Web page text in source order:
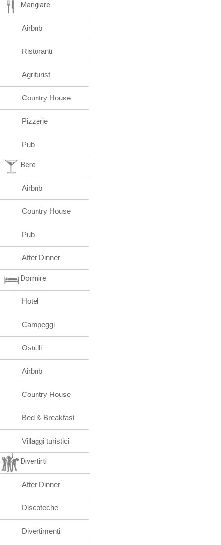
Mangiare
Airbnb
Ristoranti
Agriturist
Country House
Pizzerie
Pub
Bere
Airbnb
Country House
Pub
After Dinner
Dormire
Hotel
Campeggi
Ostelli
Airbnb
Country House
Bed & Breakfast
Villaggi turistici
Divertirti
After Dinner
Discoteche
Divertimenti